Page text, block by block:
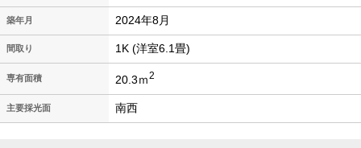
築年月 2024年8月
間取り 1K (洋室6.1畳)
専有面積 20.3ｍ2
主要採光面 南西